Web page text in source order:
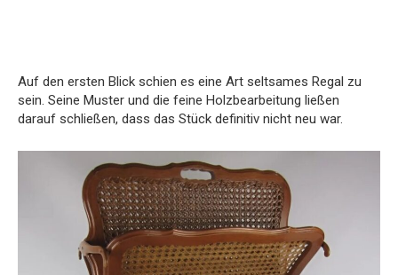
Auf den ersten Blick schien es eine Art seltsames Regal zu
sein. Seine Muster und die feine Holzbearbeitung ließen
darauf schließen, dass das Stück definitiv nicht neu war.